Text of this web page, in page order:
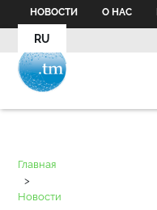
НОВОСТИ О НАС
RU
Главная
>
Новости